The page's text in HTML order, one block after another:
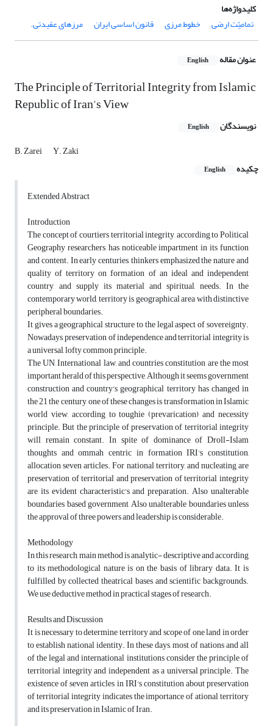
کلیدواژه‌ها
تمامیّت ارضی
خطوط مرزی قانون اساسی ایران مرزهای عقیدتی.
عنوان مقاله English
The Principle of Territorial Integrity from Islamic
Republic of Iran's View
نویسندگان English
B. Zarei
Y. Zaki
چکیده
English
Extended Abstract
Introduction
The concept of courtiers territorial integrity, according to Political
Geography researchers, has noticeable impartment in its function
and content. In early centuries, thinkers emphasized the nature and
quality of territory on formation of an ideal and independent
country, and supply its material and spiritual, needs. In the
contemporary world, territory is geographical area with distinctive
peripheral boundaries.
It gives a geographical structure to the legal aspect of sovereignty.
Nowadays, preservation of independence and territorial integrity is
a universal, lofty common principle.
The UN, International law, and countries constitution are the most
important herald of this perspective, Although it seems government
construction and country's geographical territory has changed in
the 21 the century, one of these changes is transformation in Islamic
world view, according to toughie (prevarication) and necessity
principle. But the principle of preservation of territorial integrity
will remain constant. In spite of dominance of Droll-Islam
thoughts and ommah centric in formation IRI's constitution,
allocation seven articles. For national territory, and nucleating are
preservation of territorial and preservation of territorial integrity
are its evident characteristic's and preparation. Also unalterable
boundaries based government Also unalterable boundaries unless
the approval of three powers and leadership is considerable.
Methodology
In this research, main method is analytic- descriptive and according
to its methodological nature is on the basis of library data. It is
fulfilled by collected theatrical bases and scientific backgrounds.
We use deductive method in practical stages of research.
Results and Discussion
It is necessary to determine territory and scope of one land in order
to establish national identity. In these days, most of nations and all
of the legal and international institutions consider the principle of
territorial integrity and independent as a universal principle. The
existence of seven articles in IRI's constitution about preservation
of territorial integrity indicates the importance of ational territory
and its preservation in Islamic of Iran.